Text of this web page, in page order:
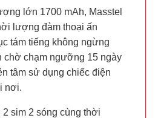
lớn 1700 mAh, Masstel
lượng đàm thoại ấn
tám tiếng không ngừng
chờ chạm ngưỡng 15 ngày
tâm sử dụng chiếc điện
nơi.
sim 2 sóng cùng thời